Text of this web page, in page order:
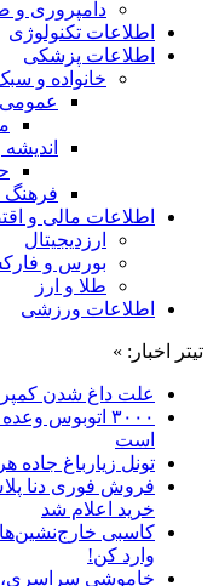
دامپروری و
اطلاعات تکنولوژی
اطلاعات پزشکی
خانواده و
فرهنگ
اطلاعات مالی و
ارزدیجیتال
بورس و
طلا و ارز
اطلاعات ورزشی
تیتر اخبار: »
علت داغ شدن
۳۰۰۰ اتوبوس
است
تونل زیارباغ جاده
فروش فوری دنا
خرید اعلام شد
وارد کن!
خاموشی سراسری،